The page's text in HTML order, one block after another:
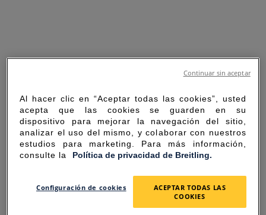
SORRY FOR THE
INCONVENIENCE
Al hacer clic en “Aceptar todas las cookies”, usted
acepta que las cookies se guarden en su
dispositivo para mejorar la navegación del sitio,
analizar el uso del mismo, y colaborar con nuestros
estudios para marketing. Para más información,
consulte la Política de privacidad de Breitling.
Configuración de cookies
ACEPTAR TODAS LAS
COOKIES
Continuar sin aceptar